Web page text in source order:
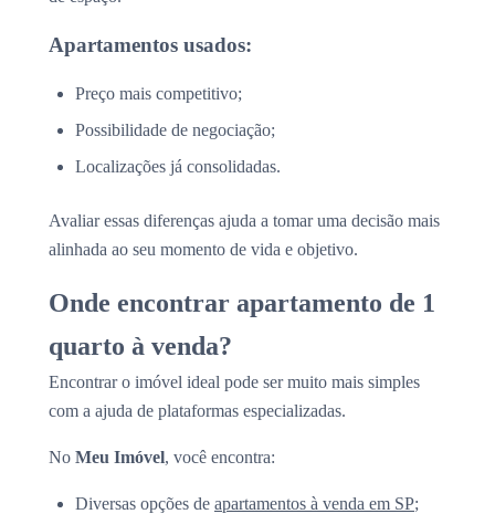
Apartamentos usados:
Preço mais competitivo;
Possibilidade de negociação;
Localizações já consolidadas.
Avaliar essas diferenças ajuda a tomar uma decisão mais
alinhada ao seu momento de vida e objetivo.
Onde encontrar apartamento de 1
quarto à venda?
Encontrar o imóvel ideal pode ser muito mais simples
com a ajuda de plataformas especializadas.
No Meu Imóvel, você encontra:
Diversas opções de apartamentos à venda em SP;